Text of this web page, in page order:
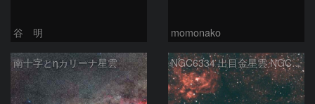
谷 明 momonako
南十字とηカリーナ星雲 NGC6334 出目金星雲 NGC6357 彼岸花星雲 さそり座